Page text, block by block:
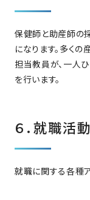
保健師と助産師の
になります。多く
担当教員が、一人
を行います。
６．就職活
就職に関する各種